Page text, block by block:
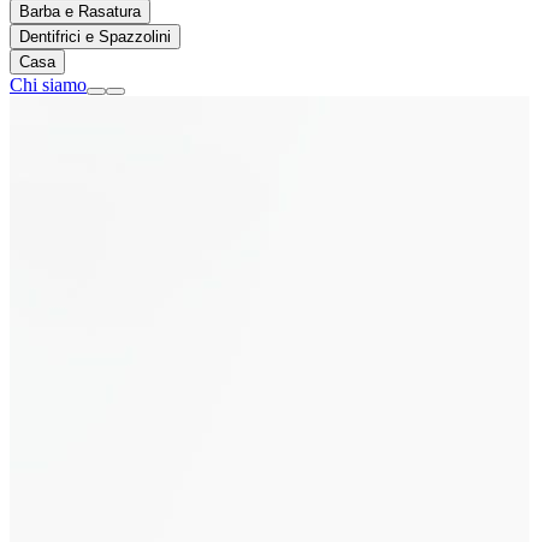
Barba e Rasatura
Dentifrici e Spazzolini
Casa
Chi siamo